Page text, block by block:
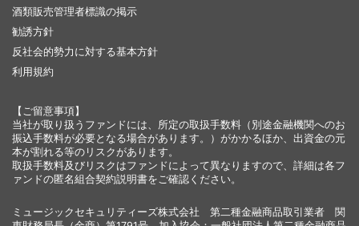
酒類販売管理者標識の掲示
勧誘方針
反社会的勢力に対する基本方針
利用規約
【ご留意事項】
当社が取り扱うファンドには、所定の取扱手数料（別途金融機関へのお
振込手数料が必要となる場合があります。）がかかるほか、出資金の元
本が割れる等のリスクがあります。
取扱手数料及びリスクはファンドによって異なりますので、詳細は各フ
ァンドの匿名組合契約説明書をご確認ください。
ミュージックセキュリティーズ株式会社 第二種金融商品取引業者 関